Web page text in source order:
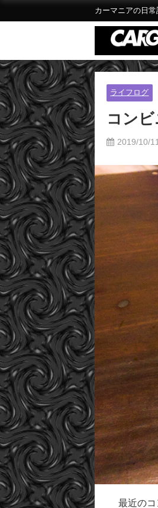
カーマニアの日常
ライフログ
コンビ
2019/10/11
最近の